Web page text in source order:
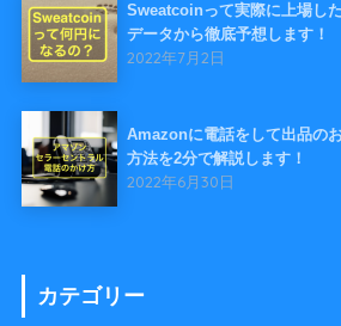
Sweatcoinって実際に上場し
データから徹底予想します！
2022年7月2日
Amazonに電話をして出品の
方法を2分で解説します！
2022年6月30日
カテゴリー